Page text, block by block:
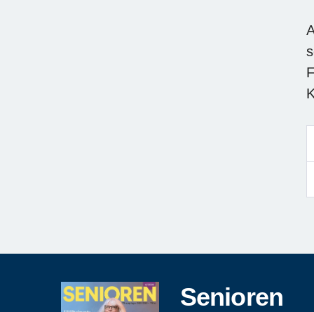
Senioren